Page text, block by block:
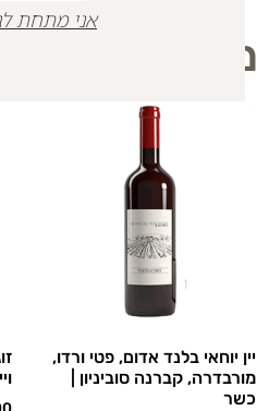
מוצרים קשורים
יין יוחאי בלנד אדום, פטי ורדו,
מורבדרה, קברנה סוביניון |
כשר
אני מתחת